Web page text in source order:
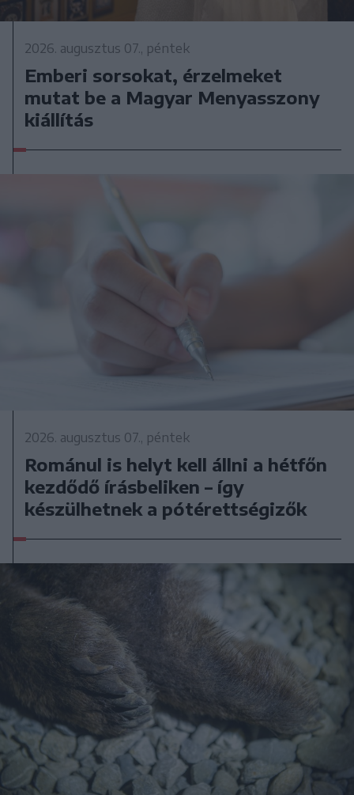
2026. augusztus 07., péntek
Emberi sorsokat, érzelmeket
mutat be a Magyar Menyasszony
kiállítás
2026. augusztus 07., péntek
Románul is helyt kell állni a hétfőn
kezdődő írásbeliken – így
készülhetnek a pótérettségizők